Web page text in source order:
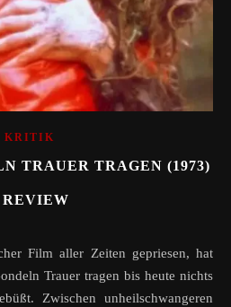
KRITIK
TRAUER TRAGEN (1973)
REVIEW
Trauer tragen bis heute nichts
Zwischen unheilschwangeren